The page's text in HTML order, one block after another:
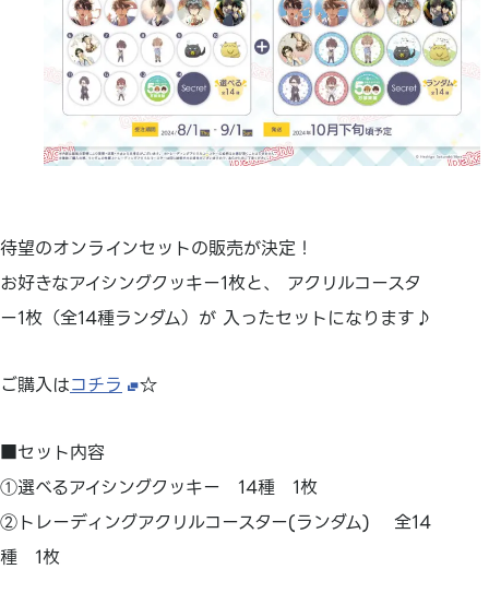
待望のオンラインセットの販売が決定！
お好きなアイシングクッキー1枚と、 アクリルコースタ
ー1枚（全14種ランダム）が 入ったセットになります♪
ご購入はコチラ ☆
■セット内容
①選べるアイシングクッキー 14種 1枚
②トレーディングアクリルコースター(ランダム) 全14
種 1枚